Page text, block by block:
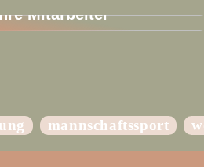
Mitarbeiter
mannschaftssport